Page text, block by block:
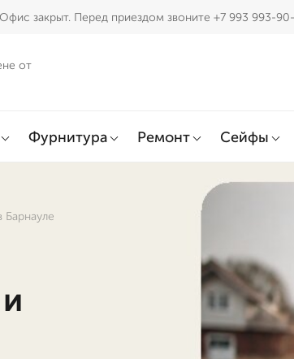
Офис закрыт. Перед приездом звоните +7 993 993-
от
Фурнитура Ремонт Сейфы